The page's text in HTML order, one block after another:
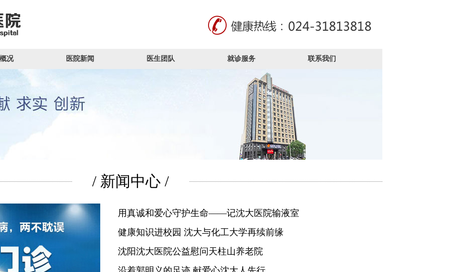
况 医院新闻 医生团队 就诊服务 联系我们
/ 新闻中心 /
用真诚和爱心守护生命——记沈大医院输液室
健康知识进校园 沈大与化工大学再续前缘
沈阳沈大医院公益慰问天柱山养老院